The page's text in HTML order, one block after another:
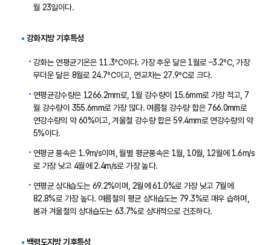
월 23일이다.
강화지방 기후특성
강화는 연평균기온은 11.3℃이다. 가장 추운 달은 1월로 –3.2℃, 가장
무더운 달은 8월로 24.7℃이고, 연교차는 27.9℃로 크다.
연평균강수량은 1266.2mm로, 1월 강수량이 15.6mm로 가장 적고, 7
월 강수량이 355.6mm로 가장 많다. 여름철 강수량 합은 766.0mm로
연강수량의 약 60%이고, 겨울철 강수량 합은 59.4mm로 연강수량의 약
5%이다.
연평균 풍속은 1.9m/s이며, 월별 평균풍속은 1월, 10월, 12월에 1.6m/s
로 가장 낮고 4월에 2.4m/s로 가장 높다.
연평균 상대습도는 69.2%이며, 2월에 61.0%로 가장 낮고 7월에
82.8%로 가장 높다. 여름철의 평균 상대습도는 79.3%로 매우 습하며,
봄과 겨울철의 상대습도는 63.7%로 상대적으로 건조하다.
백령도지방 기후특성